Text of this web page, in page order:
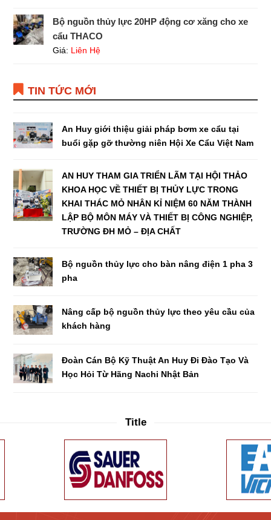
Bộ nguồn thủy lực 20HP động cơ xăng cho xe
cẩu THACO
Giá: Liên Hệ
TIN TỨC MỚI
An Huy giới thiệu giải pháp bơm xe cẩu tại
buổi gặp gỡ thường niên Hội Xe Cẩu Việt Nam
AN HUY THAM GIA TRIỂN LÃM TẠI HỘI THẢO
KHOA HỌC VỀ THIẾT BỊ THỦY LỰC TRONG
KHAI THÁC MỎ NHÂN KỈ NIỆM 60 NĂM THÀNH
LẬP BỘ MÔN MÁY VÀ THIẾT BỊ CÔNG NGHIỆP,
TRƯỜNG ĐH MỎ – ĐỊA CHẤT
Bộ nguồn thủy lực cho bàn nâng điện 1 pha 3
pha
Nâng cấp bộ nguồn thủy lực theo yêu cầu của
khách hàng
Đoàn Cán Bộ Kỹ Thuật An Huy Đi Đào Tạo Và
Học Hỏi Từ Hãng Nachi Nhật Bản
Title